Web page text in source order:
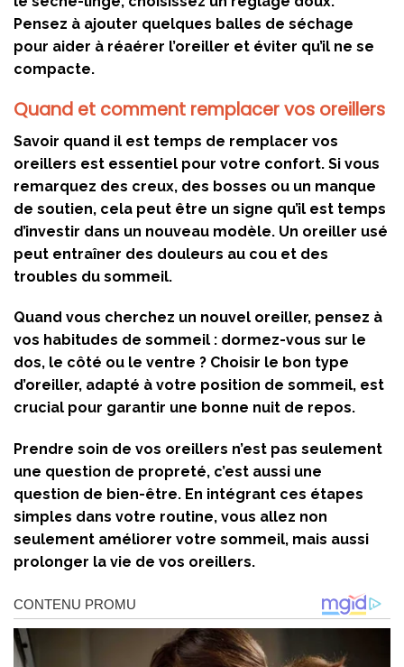
Pensez à ajouter quelques balles de séchage
pour aider à réaérer l’oreiller et éviter qu’il ne se
compacte.
Quand et comment remplacer vos oreillers
Savoir quand il est temps de remplacer vos
oreillers est essentiel pour votre confort. Si vous
remarquez des creux, des bosses ou un manque
de soutien, cela peut être un signe qu’il est temps
d’investir dans un nouveau modèle. Un oreiller usé
peut entraîner des douleurs au cou et des
troubles du sommeil.
Quand vous cherchez un nouvel oreiller, pensez à
vos habitudes de sommeil : dormez-vous sur le
dos, le côté ou le ventre ? Choisir le bon type
d’oreiller, adapté à votre position de sommeil, est
crucial pour garantir une bonne nuit de repos.
Prendre soin de vos oreillers n’est pas seulement
une question de propreté, c’est aussi une
question de bien-être. En intégrant ces étapes
simples dans votre routine, vous allez non
seulement améliorer votre sommeil, mais aussi
prolonger la vie de vos oreillers.